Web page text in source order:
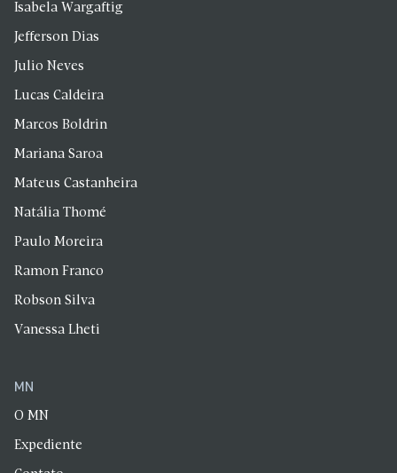
Isabela Wargaftig
Jefferson Dias
Julio Neves
Lucas Caldeira
Marcos Boldrin
Mariana Saroa
Mateus Castanheira
Natália Thomé
Paulo Moreira
Ramon Franco
Robson Silva
Vanessa Lheti
MN
O MN
Expediente